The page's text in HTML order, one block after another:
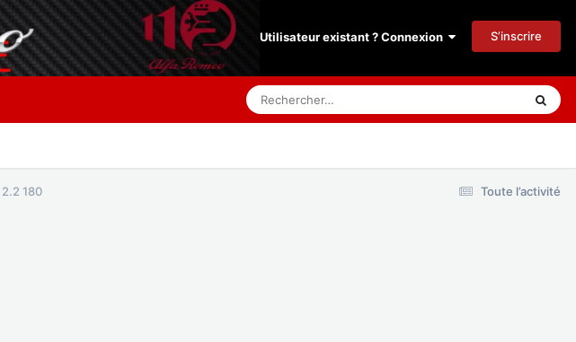
Utilisateur existant ? Connexion S’inscrire
Toute l’activité
180